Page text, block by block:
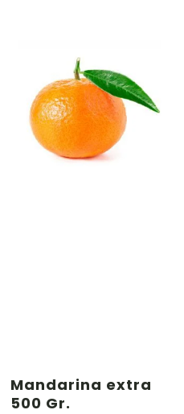
Mandarina extra
500 Gr.